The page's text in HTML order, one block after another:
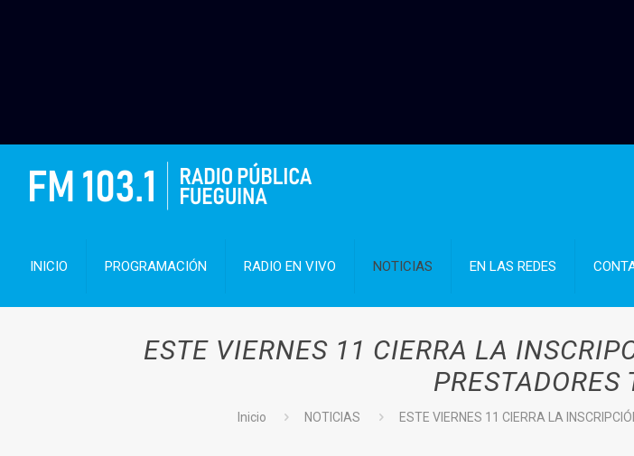
INICIO PROGRAMACIÓN RADIO EN VIVO NOTICIAS EN LAS REDES
ESTE VIERNES 11 CIERRA LA
PRESTADORES
Inicio NOTICIAS ESTE VIERNES 11 CIERRA LA